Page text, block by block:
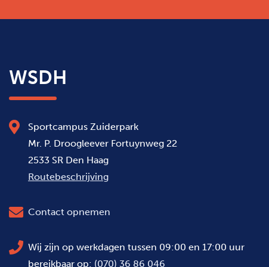
WSDH
Sportcampus Zuiderpark
Mr. P. Droogleever Fortuynweg 22
2533 SR Den Haag
Routebeschrijving
Contact opnemen
Wij zijn op werkdagen tussen 09:00 en 17:00 uur
bereikbaar op: (070) 36 86 046